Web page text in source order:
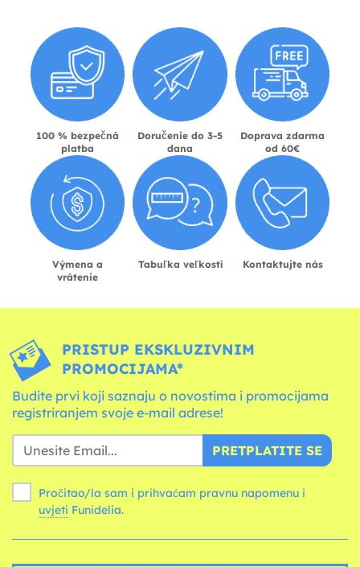
100 % bezpečná
platba
Doručenie do 3-5
dana
Doprava zdarma
od 60€
Výmena a
vrátenie
Tabuľka veľkostí Kontaktujte nás
PRISTUP EKSKLUZIVNIM
PROMOCIJAMA*
Budite prvi koji saznaju o novostima i promocijama
registriranjem svoje e-mail adrese!
PRETPLATITE SE
Pročitao/la sam i prihvaćam pravnu napomenu i
uvjeti Funidelia.